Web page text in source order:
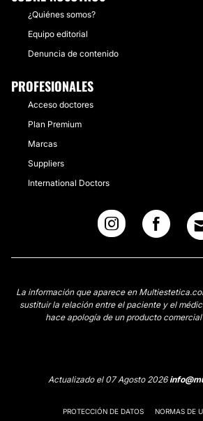
¿Quiénes somos?
Equipo editorial
Denuncia de contenido
PROFESIONALES
Acceso doctores
Plan Premium
Marcas
Suppliers
International Doctors
La información que aparece en
sustituir la relación entre el paciente y el
hace apología de un producto
Actualizado el 07 Agosto 2026
PROTECCIÓN DE DATOS NORMAS DE